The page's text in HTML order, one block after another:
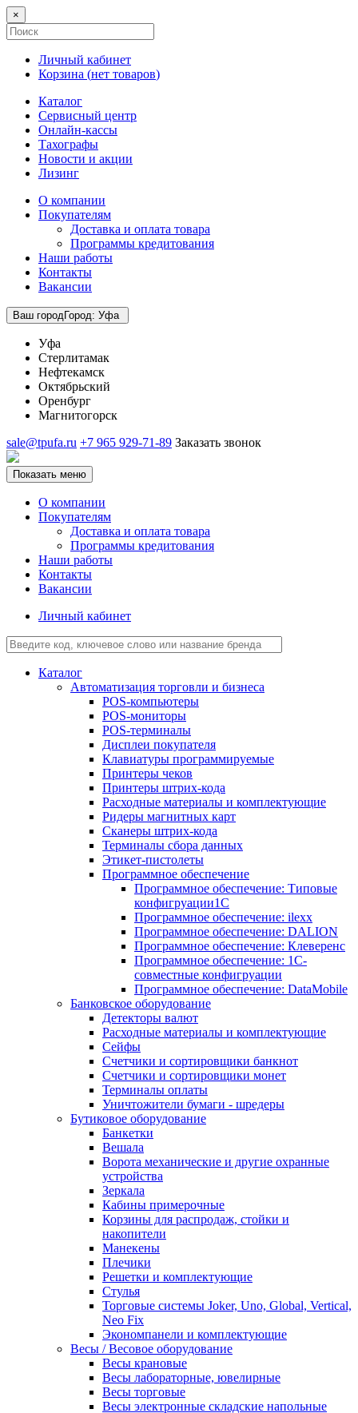
×
Личный кабинет
Корзина (нет товаров)
Каталог
Сервисный центр
Онлайн-кассы
Тахографы
Новости и акции
Лизинг
О компании
Покупателям
Доставка и оплата товара
Программы кредитования
Наши работы
Контакты
Вакансии
Ваш городГород: Уфа
Уфа
Стерлитамак
Нефтекамск
Октябрьский
Оренбург
Магнитогорск
sale@tpufa.ru +7 965 929-71-89 Заказать звонок
Показать меню
О компании
Покупателям
Доставка и оплата товара
Программы кредитования
Наши работы
Контакты
Вакансии
Личный кабинет
Каталог
Автоматизация торговли и бизнеса
POS-компьютеры
POS-мониторы
POS-терминалы
Дисплеи покупателя
Клавиатуры программируемые
Принтеры чеков
Принтеры штрих-кода
Расходные материалы и комплектующие
Ридеры магнитных карт
Сканеры штрих-кода
Терминалы сбора данных
Этикет-пистолеты
Программное обеспечение
Программное обеспечение: Типовые
конфигруации1С
Программное обеспечение: ilexx
Программное обеспечение: DALION
Программное обеспечение: Клеверенс
Программное обеспечение: 1С-
совместные конфигруации
Программное обеспечение: DataMobile
Банковское оборудование
Детекторы валют
Расходные материалы и комплектующие
Сейфы
Счетчики и сортировщики банкнот
Счетчики и сортировщики монет
Терминалы оплаты
Уничтожители бумаги - шредеры
Бутиковое оборудование
Банкетки
Вешала
Ворота механические и другие охранные
устройства
Зеркала
Кабины примерочные
Корзины для распродаж, стойки и
накопители
Манекены
Плечики
Решетки и комплектующие
Стулья
Торговые системы Joker, Uno, Global, Vertical,
Neo Fix
Экономпанели и комплектующие
Весы / Весовое оборудование
Весы крановые
Весы лабораторные, ювелирные
Весы торговые
Весы электронные складские напольные